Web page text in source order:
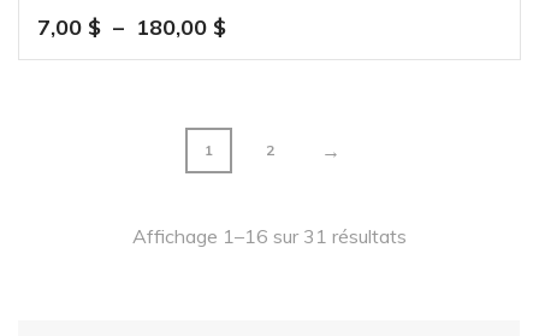
7,00 $ – 180,00 $Plage
de
à
180,00 $
1 2 →
Affichage 1–16 sur 31 résultats